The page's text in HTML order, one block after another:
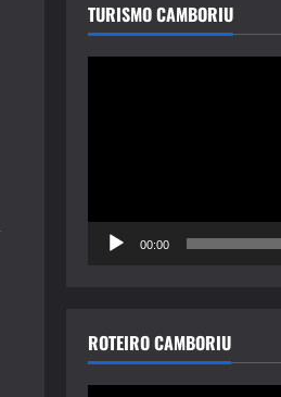
TURISMO CAMBORIU
00:00
ROTEIRO CAMBORIU